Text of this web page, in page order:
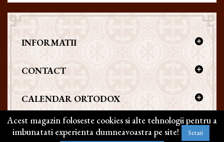
INFORMATII
CONTACT
CALENDAR ORTODOX
Acest magazin foloseste cookies si alte tehnologii pentru a
imbunatati experienta dumneavoastra pe site!
Setari